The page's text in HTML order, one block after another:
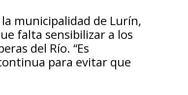
municipalidad de Lurín,
falta sensibilizar a los
del Río. “Es
para evitar que